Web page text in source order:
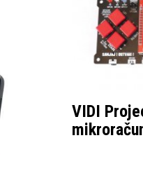
VIDI